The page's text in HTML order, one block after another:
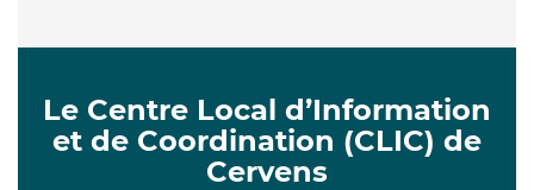
Le Centre Local d’Information
et de Coordination (CLIC) de
Cervens